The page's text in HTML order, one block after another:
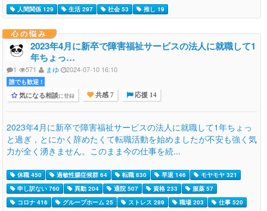
人間関係 129
生活 297 社会 53 推し 19
心の悩み
2023年4月に新卒で障害福祉サービスの法人に就職して1
年ちょっ…
1 571 まゆ 2024-07-10 16:10
誰でも歓迎 !
気になる相談に登録 共感 7 応援 14
2023年4月に新卒で障害福祉サービスの法人に就職して1年ちょっ
と過ぎ，とにかく辞めたくて転職活動を始めましたが不安も強く気
力が全く湧きません。このまま今の仕事を続...
休職 450 過敏性腸症候群 64 転職 830 早退 146
モヤモヤ 321
申し訳ない 760
異動 204 通院 507 資格 233
服薬 57
コロナ 416
グループホーム 25 ストレス 289 職場 203
仕事 520